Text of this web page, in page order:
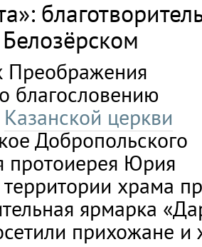
Преображения
благословению
Казанской церкви
Добропольского
протоиерея Юрия
храма
ярмарка
прихожане и